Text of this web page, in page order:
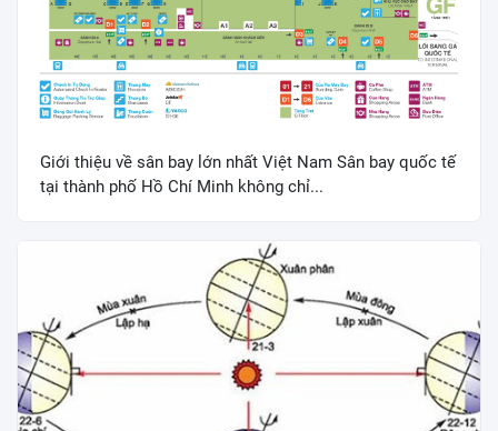
Giới thiệu về sân bay lớn nhất Việt Nam Sân bay quốc tế
tại thành phố Hồ Chí Minh không chỉ...